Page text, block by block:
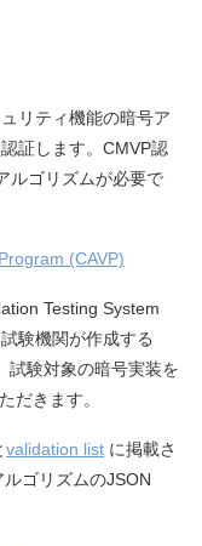
リティ機能の暗号ア
証します。CMVP認
ルゴリズムが必要で
(CAVP)
Testing System
験機関が作成する
試験対象の暗号実装を
だきます。
validation list に掲載さ
ルゴリズムのJSON